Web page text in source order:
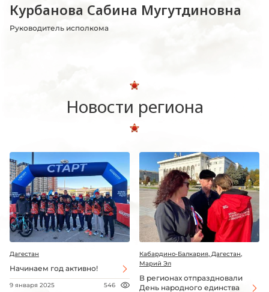
Курбанова Сабина Мугутдиновна
Руководитель исполкома
Новости региона
Дагестан
Начинаем год активно!
9 января 2025 546
Кабардино-Балкария, Дагестан,
Марий Эл
В регионах отпраздновали
День народного единства